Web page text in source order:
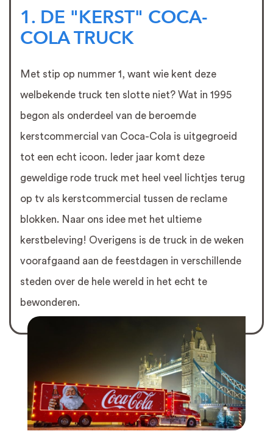
1. DE "KERST" COCA-
COLA TRUCK
Met stip op nummer 1, want wie kent deze
welbekende truck ten slotte niet? Wat in 1995
begon als onderdeel van de beroemde
kerstcommercial van Coca-Cola is uitgegroeid
tot een echt icoon. Ieder jaar komt deze
geweldige rode truck met heel veel lichtjes terug
op tv als kerstcommercial tussen de reclame
blokken. Naar ons idee met het ultieme
kerstbeleving! Overigens is de truck in de weken
voorafgaand aan de feestdagen in verschillende
steden over de hele wereld in het echt te
bewonderen.